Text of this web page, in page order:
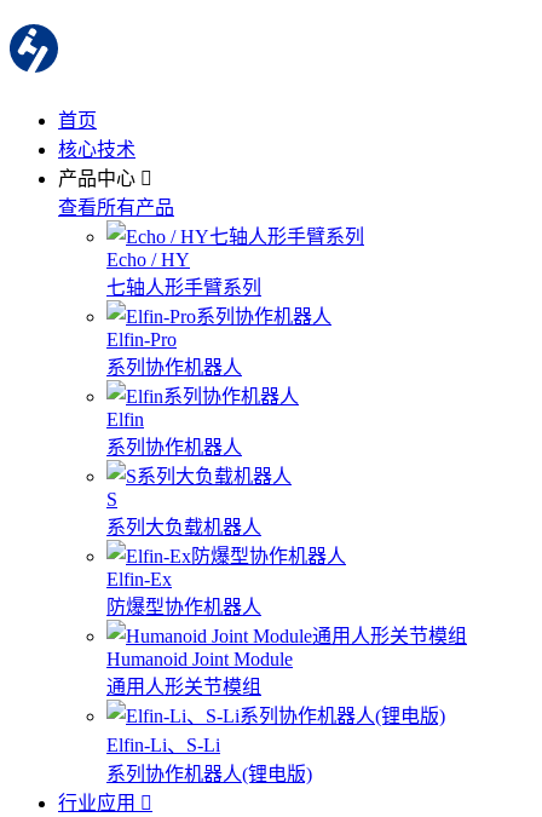
首页
核心技术
产品中心
查看所有产品
Echo / HY
七轴人形手臂系列
Elfin-Pro
系列协作机器人
Elfin
系列协作机器人
S
系列大负载机器人
Elfin-Ex
防爆型协作机器人
Humanoid Joint Module
通用人形关节模组
Elfin-Li、S-Li
系列协作机器人(锂电版)
行业应用